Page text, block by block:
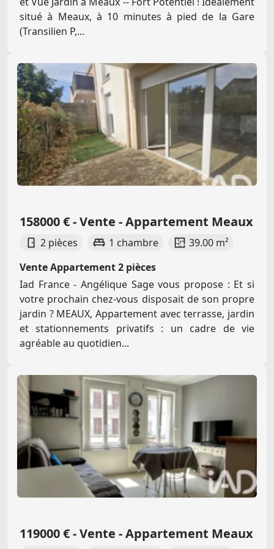
situé à Meaux, à 10 minutes à pied de la Gare
(Transilien P,...
158000 € - Vente - Appartement Meaux
2 pièces 1 chambre
39.00 m²
Vente Appartement 2 pièces
Iad France - Angélique Sage vous propose : Et si
votre prochain chez-vous disposait de son propre
jardin ? MEAUX, Appartement avec terrasse, jardin
et stationnements privatifs : un cadre de vie
agréable au quotidien...
119000 € - Vente - Appartement Meaux